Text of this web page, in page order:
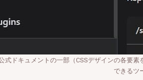
式ドキュメントの一部（CSSデザインの各要素
できるツ